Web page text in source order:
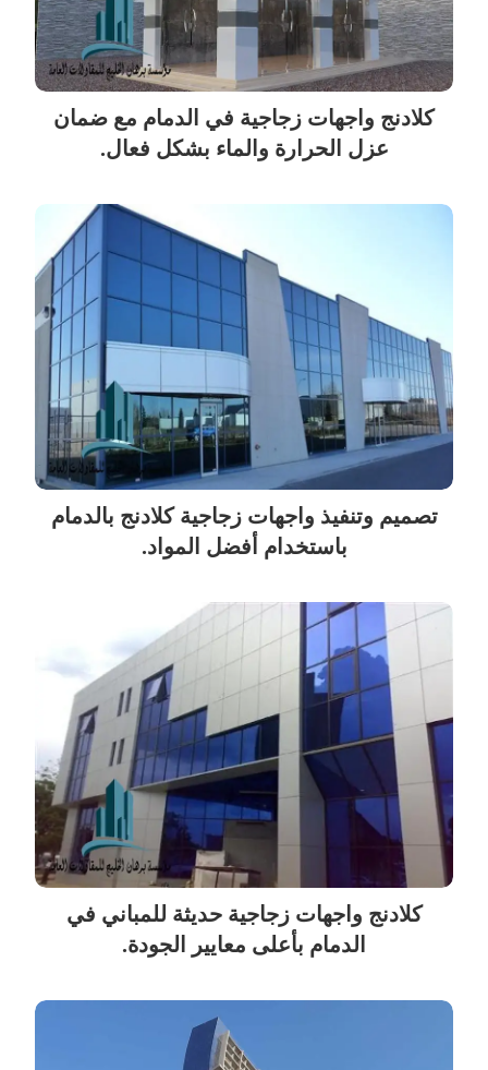
كلادنج واجهات زجاجية في الدمام مع ضمان
عزل الحرارة والماء بشكل فعال.
تصميم وتنفيذ واجهات زجاجية كلادنج بالدمام
باستخدام أفضل المواد.
كلادنج واجهات زجاجية حديثة للمباني في
الدمام بأعلى معايير الجودة.